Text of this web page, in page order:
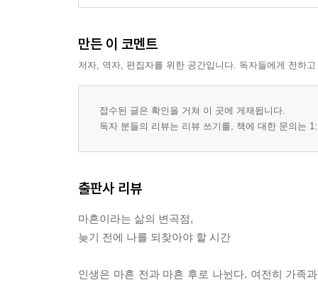
만든 이 코멘트
저자, 역자, 편집자를 위한 공간입니다. 독자들에게 전하
접수된 글은 확인을 거쳐 이 곳에 게재됩니다.
독자 분들의 리뷰는 리뷰 쓰기를, 책에 대한 문의는
출판사 리뷰
마흔이라는 삶의 변곡점,
늦기 전에 나를 되찾아야 할 시간
인생은 마흔 전과 마흔 후로 나뉜다. 여전히 가족